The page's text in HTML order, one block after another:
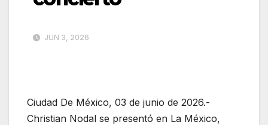
JUN 3, 2026
Ciudad De México, 03 de junio de 2026.-
Christian Nodal se presentó en La México,